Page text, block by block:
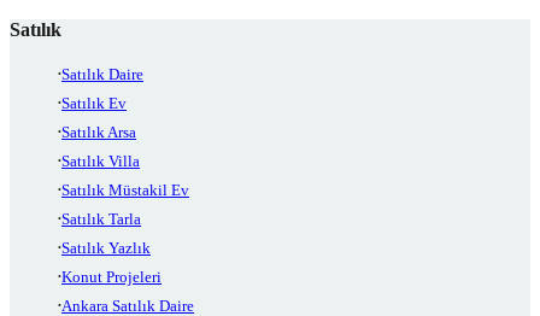
Satılık
Satılık Daire
Satılık Ev
Satılık Arsa
Satılık Villa
Satılık Müstakil Ev
Satılık Tarla
Satılık Yazlık
Konut Projeleri
Ankara Satılık Daire